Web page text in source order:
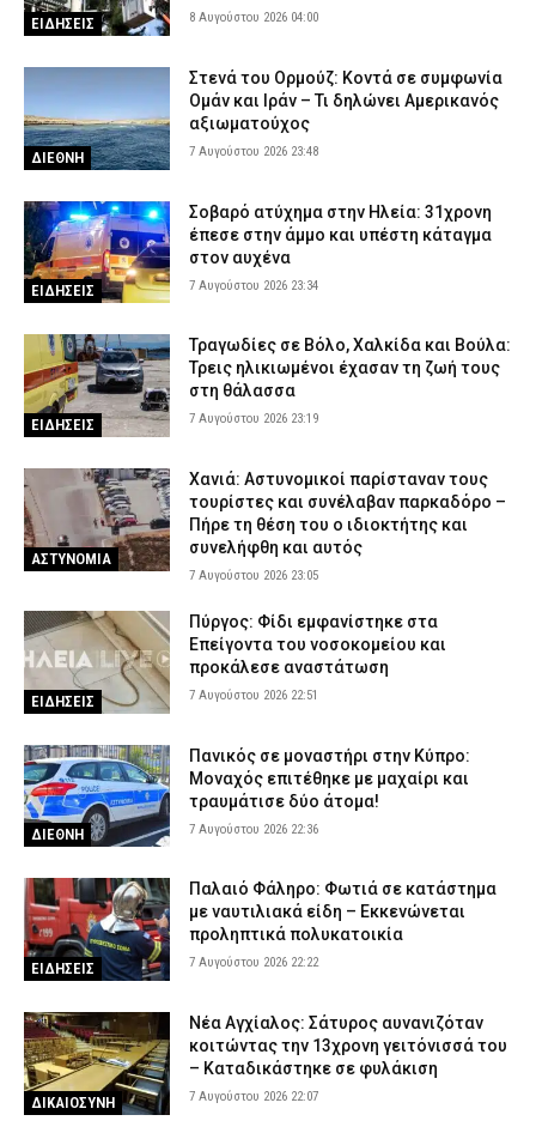
ΑΣΤΥΝΟΜΙΑ 7 Αυγούστου 2026 17:12
Θεσσαλονίκη: Μεγάλη κινητοποίηση για φωτιά στο Μονοπήγαδο
– Επιχειρούν ισχυρές επίγειες και εναέριες δυνάμεις
ΕΙΔΗΣΕΙΣ 7 Αυγούστου 2026 17:00
Γρεβενά: Ο Σύλλογος Αλληλεγγύης και Εθελοντισμού «Ελπίδα»
ΣΩΜΑΤΑ ΑΣΦΑΛΕΙΑΣ 7 Αυγούστου 2026 16:48
Κορινθία: Μήνυμα του 112 για φωτιά στο Στεφάνι –
«Παραμείνετε σε ετοιμότητα»
ΕΙΔΗΣΕΙΣ 7 Αυγούστου 2026 16:35
Πιερία: Συνελήφθησαν δύο άνδρες που διέρρηξαν ΙΧ και άρπαξαν
αντικείμενα αξίας άνω των 19.000 ευρώ
ΑΣΤΥΝΟΜΙΑ 7 Αυγούστου 2026 16:23
ΕΙΔΗΣΕΙΣ 8 Αυγούστου 2026 04:00
ΔΙΕΘΝΗ
Στενά του Ορμούζ: Κοντά σε συμφωνία
Ομάν και Ιράν – Τι δηλώνει Αμερικανός
αξιωματούχος
7 Αυγούστου 2026 23:48
ΕΙΔΗΣΕΙΣ
Σοβαρό ατύχημα στην Ηλεία: 31χρονη
έπεσε στην άμμο και υπέστη κάταγμα
στον αυχένα
7 Αυγούστου 2026 23:34
ΕΙΔΗΣΕΙΣ
Τραγωδίες σε Βόλο, Χαλκίδα και Βούλα:
Τρεις ηλικιωμένοι έχασαν τη ζωή τους
στη θάλασσα
7 Αυγούστου 2026 23:19
ΑΣΤΥΝΟΜΙΑ
Χανιά: Αστυνομικοί παρίσταναν τους
τουρίστες και συνέλαβαν παρκαδόρο –
Πήρε τη θέση του ο ιδιοκτήτης και
συνελήφθη και αυτός
7 Αυγούστου 2026 23:05
ΕΙΔΗΣΕΙΣ
Πύργος: Φίδι εμφανίστηκε στα
Επείγοντα του νοσοκομείου και
προκάλεσε αναστάτωση
7 Αυγούστου 2026 22:51
ΔΙΕΘΝΗ
Πανικός σε μοναστήρι στην Κύπρο:
Μοναχός επιτέθηκε με μαχαίρι και
τραυμάτισε δύο άτομα!
7 Αυγούστου 2026 22:36
ΕΙΔΗΣΕΙΣ
Παλαιό Φάληρο: Φωτιά σε κατάστημα
με ναυτιλιακά είδη – Εκκενώνεται
προληπτικά πολυκατοικία
7 Αυγούστου 2026 22:22
ΔΙΚΑΙΟΣΥΝΗ
Νέα Αγχίαλος: Σάτυρος αυνανιζόταν
κοιτώντας την 13χρονη γειτόνισσά του
– Καταδικάστηκε σε φυλάκιση
7 Αυγούστου 2026 22:07